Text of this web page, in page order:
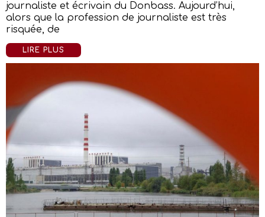
journaliste et écrivain du Donbass. Aujourd’hui,
alors que la profession de journaliste est très
risquée, de
LIRE PLUS